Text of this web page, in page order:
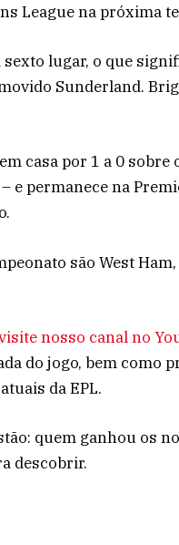
League na próxima
lugar, o que
Sunderland.
casa por 1 a 0 sobre
e permanece na
são West
nosso canal no
do jogo, bem como
da EPL.
quem ganhou os
descobrir.